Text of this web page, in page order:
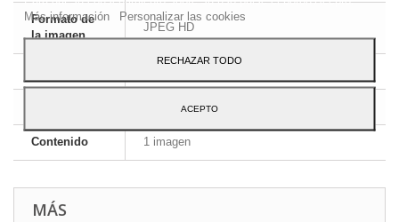
Formato de
la imagen
JPEG HD
Inglés y francés
Contenido 1 imagen
MÁS
Más información
Personalizar las cookies
RECHAZAR TODO
ACEPTO